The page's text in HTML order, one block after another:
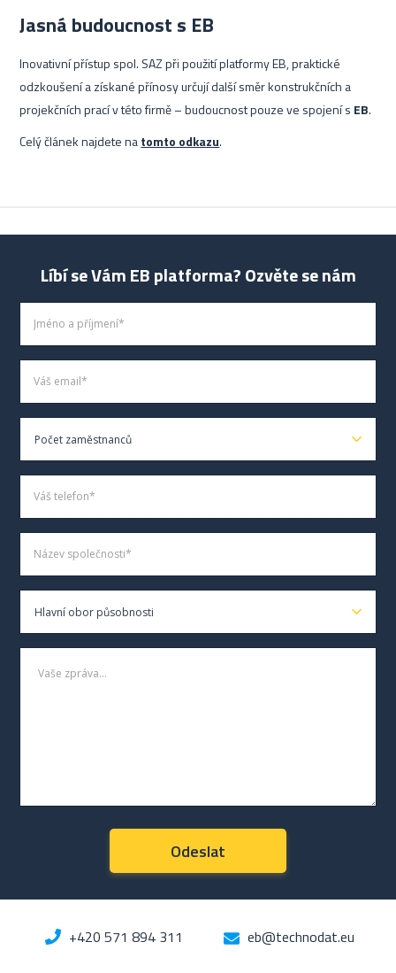
Jasná budoucnost s EB
Inovativní přístup spol. SAZ při použití platformy EB, praktické
odzkoušení a získané přínosy určují další směr konstrukčních a
projekčních prací v této firmě – budoucnost pouze ve spojení s EB.
Celý článek najdete natomto odkazu.
Líbí se Vám EB platforma? Ozvěte se nám
+420 571 894 311 eb@technodat.eu